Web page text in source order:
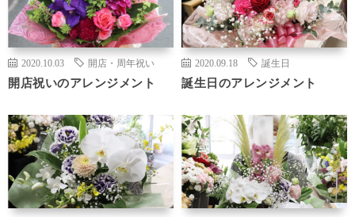
2020.10.03 開店・周年祝い
開店祝いのアレンジメント
2020.09.18 誕生日
誕生日のアレンジメント